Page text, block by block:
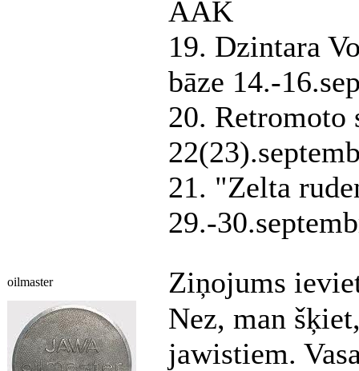
AAK
19. Dzintara
bāze 14.-
20. Retromoto
21. "Zelta
29.-
oilmaster Ziņojums
Nez, man
jawistiem.